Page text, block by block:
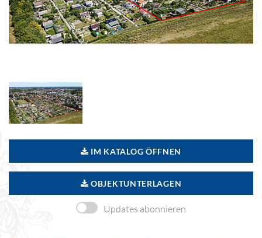
IM KATALOG ÖFFNEN
OBJEKTUNTERLAGEN
Updates abonnieren